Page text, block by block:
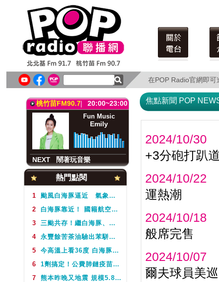
在POP Radio官網即
在POP Radio官網即
北北基FM91.719:00~21:00
Fun Music
Emily
NEXT鬧著玩音樂
桃竹苗FM90.720:00~23:00
Fun Music
Emily
NEXT鬧著玩音樂
北北基FM91.719:00~21:00
Fun Music
Emily
NEXT鬧著玩音樂
熱門點閱
1
颱風白海豚逼近 氣象署不排除周5下半天發布海警
2
白海豚靠近！ 國籍航空往返日本航班異動一次看
3
三颱共存！繼白海豚、鯨魚後昌鴻颱風生成 氣象署揭對台影響
4 永豐餘苦茶油驗出苯駢芘超標 北市衛生局：不分批號全面預防性下架
5
今高溫上看36度 白海豚颱風這天最靠近台灣 不排除發海警
6
1劑搞定！公費肺鏈疫苗8月10日升級為新型疫苗 疾管署：317萬人受惠
7
熊本昨晚又地震 規模5.8深度極淺 最大震度5弱、氣象廳籲留意餘震
焦點新聞 POP
2024/10/30
+3分砲打趴
2024/10/22
運熱潮
2024/10/18
般席完售
2024/10/07
爾夫球員美